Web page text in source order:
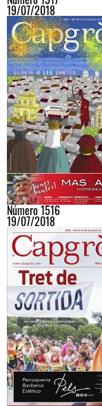
19/07/2018
Número 1516
19/07/2018